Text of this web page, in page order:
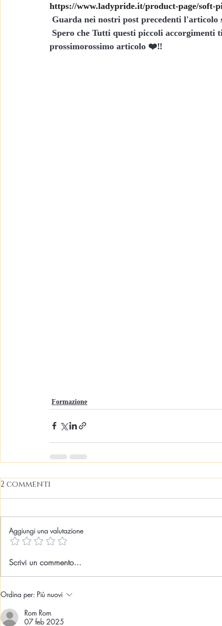
https://www.ladypride.it/product-page/soft-
Guarda nei nostri post precedenti
prossimorossimo articolo ❤️‼️
Formazione
2 commenti
Aggiungi una valutazione
Scrivi un commento...
Ordina per: Più nuovi
Rom Rom
07 feb 2025